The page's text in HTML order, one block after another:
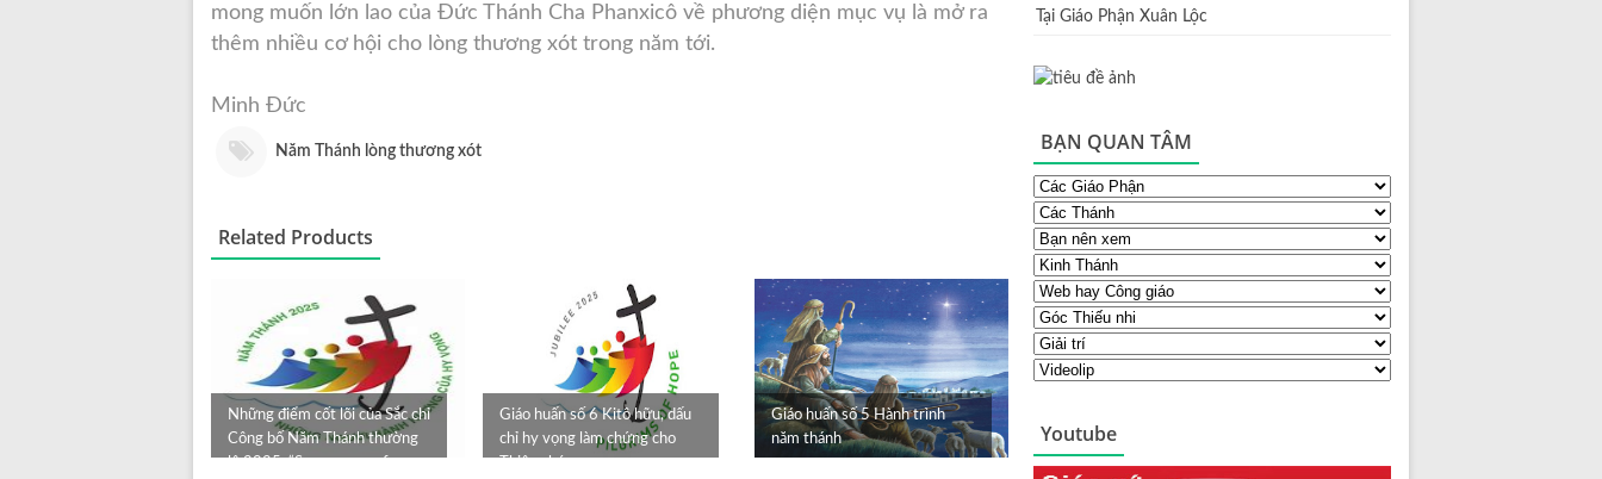
mong muốn lớn lao của Đức Thánh Cha Phanxicô về phương diện mục vụ là mở ra
thêm nhiều cơ hội cho lòng thương xót trong năm tới.
Minh Đức
Năm Thánh lòng thương xót
Related Products
Những điểm cốt lõi của Sắc chỉ
Công bố Năm Thánh thường
lệ 2025: “Spes non confu...
Giáo huấn số 6 Kitô hữu, dấu
chỉ hy vọng làm chứng cho
Thiên chúa
Giáo huấn số 5 Hành trình
năm thánh
Tại Giáo Phận Xuân Lộc
BẠN QUAN TÂM
Youtube